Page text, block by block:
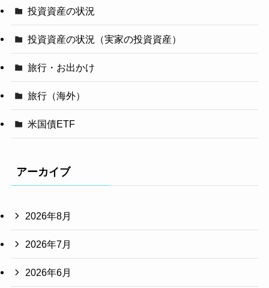
投資資産の状況
投資資産の状況（実家の投資資産）
旅行・お出かけ
旅行（海外）
米国債ETF
アーカイブ
2026年8月
2026年7月
2026年6月